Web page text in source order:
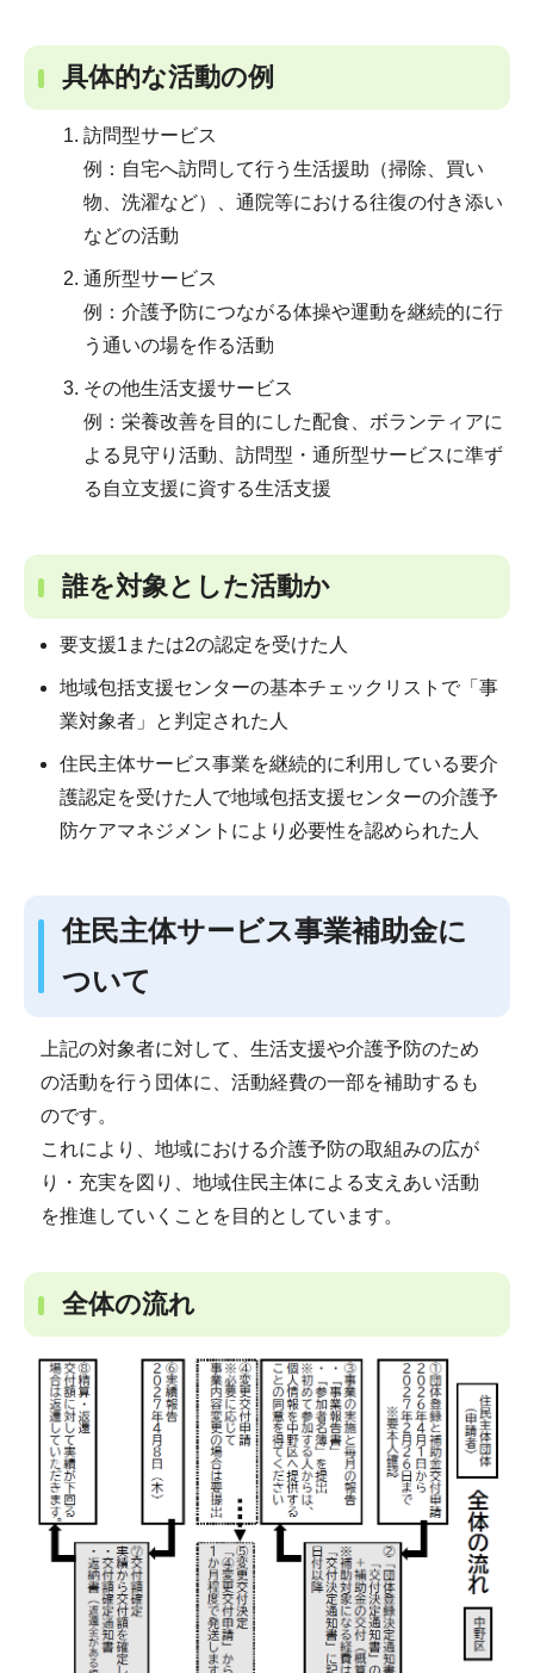
具体的な活動の例
訪問型サービス
例：自宅へ訪問して行う生活援助（掃除、買い
物、洗濯など）、通院等における往復の付き添い
などの活動
通所型サービス
例：介護予防につながる体操や運動を継続的に行
う通いの場を作る活動
その他生活支援サービス
例：栄養改善を目的にした配食、ボランティアに
よる見守り活動、訪問型・通所型サービスに準ず
る自立支援に資する生活支援
誰を対象とした活動か
要支援1または2の認定を受けた人
地域包括支援センターの基本チェックリストで「事
業対象者」と判定された人
住民主体サービス事業を継続的に利用している要介
護認定を受けた人で地域包括支援センターの介護予
防ケアマネジメントにより必要性を認められた人
住民主体サービス事業補助金に
ついて
上記の対象者に対して、生活支援や介護予防のため
の活動を行う団体に、活動経費の一部を補助するも
のです。
これにより、地域における介護予防の取組みの広が
り・充実を図り、地域住民主体による支えあい活動
を推進していくことを目的としています。
全体の流れ